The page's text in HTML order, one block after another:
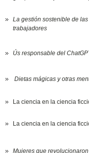
La gestión sostenible de
trabajadores
Ús responsable del
Dietas mágicas y otras
La ciencia en la ciencia
La ciencia en la ciencia
Mujeres que